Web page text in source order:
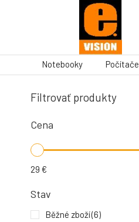
Notebooky Počítače
Filtrovať produkty
Cena
29 €
Stav
Běžné zboží(6)